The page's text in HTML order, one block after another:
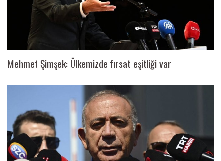
Mehmet Şimşek: Ülkemizde fırsat eşitliği var